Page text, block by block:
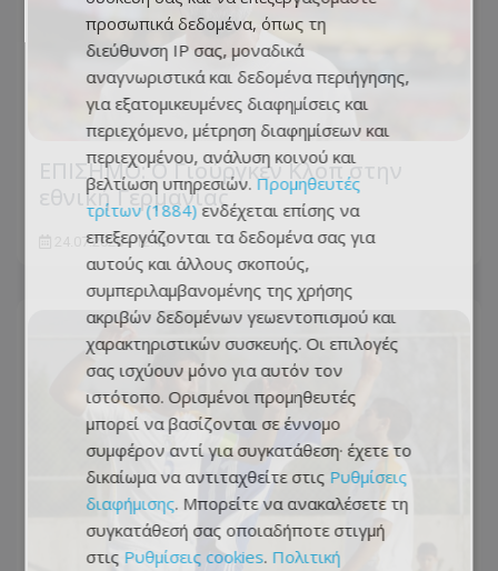
ΕΠΙΣΗΜΟ: Ο Γιούργκεν Κλοπ στην
εθνική Γερμανίας
24.07.2026 - 12:48
προσωπικά δεδομένα, όπως τη
διεύθυνση IP σας, μοναδικά
αναγνωριστικά και δεδομένα περιήγησης,
για εξατομικευμένες διαφημίσεις και
περιεχόμενο, μέτρηση διαφημίσεων και
περιεχομένου, ανάλυση κοινού και
βελτίωση υπηρεσιών. Προμηθευτές
τρίτων (1884) ενδέχεται επίσης να
επεξεργάζονται τα δεδομένα σας για
αυτούς και άλλους σκοπούς,
συμπεριλαμβανομένης της χρήσης
ακριβών δεδομένων γεωεντοπισμού και
χαρακτηριστικών συσκευής. Οι επιλογές
σας ισχύουν μόνο για αυτόν τον
ιστότοπο. Ορισμένοι προμηθευτές
μπορεί να βασίζονται σε έννομο
συμφέρον αντί για συγκατάθεση· έχετε το
δικαίωμα να αντιταχθείτε στις Ρυθμίσεις
διαφήμισης. Μπορείτε να ανακαλέσετε τη
συγκατάθεσή σας οποιαδήποτε στιγμή
στις Ρυθμίσεις cookies. Πολιτική